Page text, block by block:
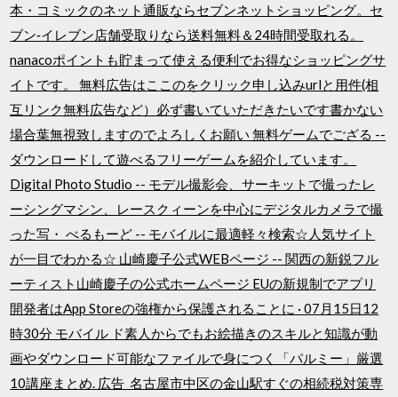
本・コミックのネット通販ならセブンネットショッピング。セ
ブン‐イレブン店舗受取りなら送料無料＆24時間受取れる。
nanacoポイントも貯まって使える便利でお得なショッピングサ
イトです。 無料広告はここのをクリック申し込みurlと用件(相
互リンク無料広告など）必ず書いていただきたいです書かない
場合葉無視致しますのでよろしくお願い 無料ゲームでござる --
ダウンロードして遊べるフリーゲームを紹介しています。
Digital Photo Studio -- モデル撮影会、サーキットで撮ったレ
ーシングマシン、レースクィーンを中心にデジタルカメラで撮
った写・ べるもーど -- モバイルに最適軽々検索☆人気サイト
が一目でわかる☆ 山崎慶子公式WEBページ -- 関西の新鋭フル
ーティスト山崎慶子の公式ホームページ EUの新規制でアプリ
開発者はApp Storeの強権から保護されることに · 07月15日12
時30分 モバイル ド素人からでもお絵描きのスキルと知識が動
画やダウンロード可能なファイルで身につく「パルミー」厳選
10講座まとめ. 広告 名古屋市中区の金山駅すぐの相続税対策専